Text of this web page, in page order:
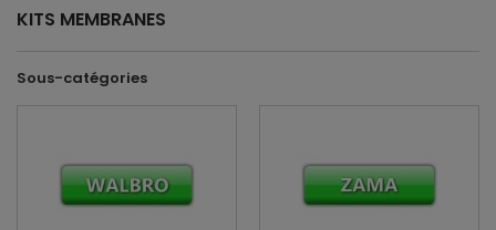
KITS MEMBRANES
Sous-catégories